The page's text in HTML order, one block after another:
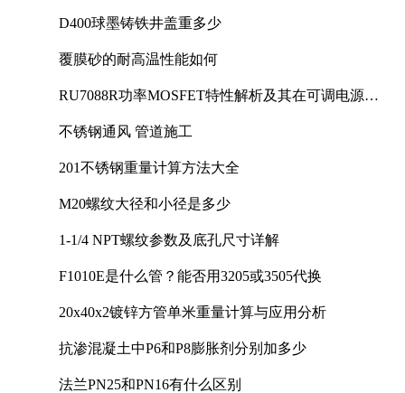
D400球墨铸铁井盖重多少
覆膜砂的耐高温性能如何
RU7088R功率MOSFET特性解析及其在可调电源设
不锈钢通风 管道施工
201不锈钢重量计算方法大全
M20螺纹大径和小径是多少
1-1/4 NPT螺纹参数及底孔尺寸详解
F1010E是什么管？能否用3205或3505代换
20x40x2镀锌方管单米重量计算与应用分析
抗渗混凝土中P6和P8膨胀剂分别加多少
法兰PN25和PN16有什么区别